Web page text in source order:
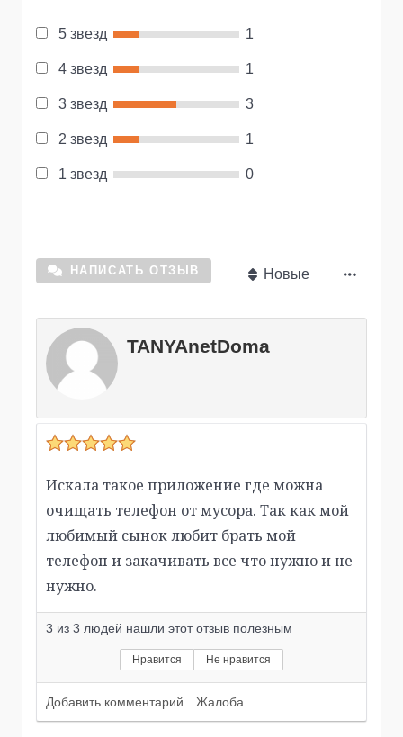
5 звезд 1
4 звезд 1
3 звезд 3
2 звезд 1
1 звезд 0
НАПИСАТЬ ОТЗЫВ Новые
TANYAnetDoma
Искала такое приложение где можна
очищать телефон от мусора. Так как мой
любимый сынок любит брать мой
телефон и закачивать все что нужно и не
нужно.
3 из 3 людей нашли этот отзыв полезным
Нравится Не нравится
Добавить комментарий Жалоба